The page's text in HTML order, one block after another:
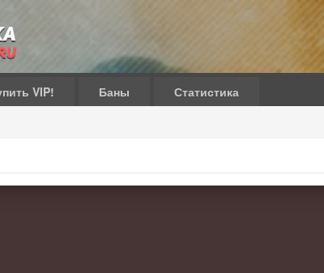
VIP! Баны Статистика